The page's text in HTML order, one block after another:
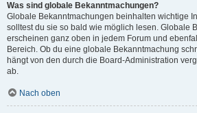
Was sind globale Bekanntmachungen?
Globale Bekanntmachungen beinhalten wichtige
solltest du sie so bald wie möglich lesen. Globale
erscheinen ganz oben in jedem Forum und
Bereich. Ob du eine globale Bekanntmachung
hängt von den durch die Board-Administration
ab.
Nach oben